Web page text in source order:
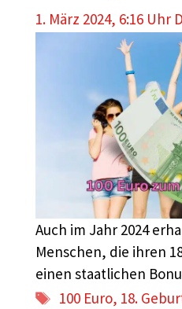
1. März 2024, 6:16 Uhr
Auch im Jahr 2024
Menschen, die ihren
einen staatlichen
Schlagwörter
100 Euro, 18.